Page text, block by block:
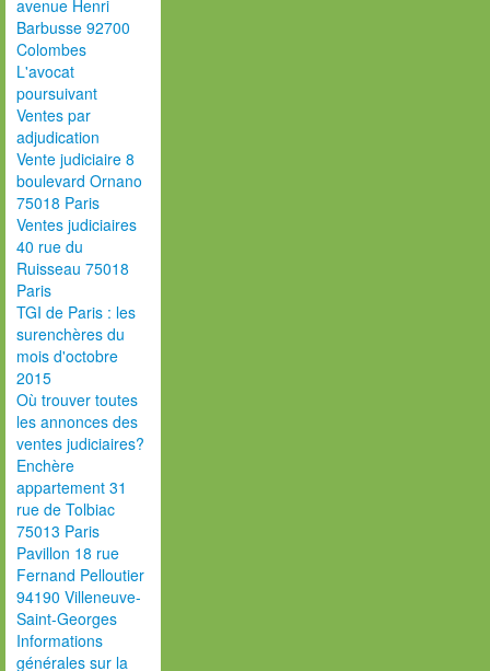
avenue Henri
Barbusse 92700
Colombes
L'avocat
poursuivant
Ventes par
adjudication
Vente judiciaire 8
boulevard Ornano
75018 Paris
Ventes judiciaires
40 rue du
Ruisseau 75018
Paris
TGI de Paris : les
surenchères du
mois d'octobre
2015
Où trouver toutes
les annonces des
ventes judiciaires?
Enchère
appartement 31
rue de Tolbiac
75013 Paris
Pavillon 18 rue
Fernand Pelloutier
94190 Villeneuve-
Saint-Georges
Informations
générales sur la